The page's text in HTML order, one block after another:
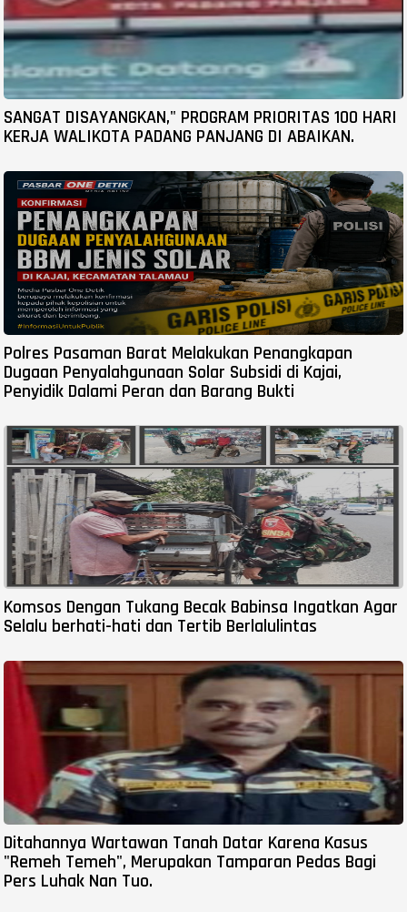
SANGAT DISAYANGKAN," PROGRAM PRIORITAS 100 HARI
KERJA WALIKOTA PADANG PANJANG DI ABAIKAN.
Polres Pasaman Barat Melakukan Penangkapan
Dugaan Penyalahgunaan Solar Subsidi di Kajai,
Penyidik Dalami Peran dan Barang Bukti
Komsos Dengan Tukang Becak Babinsa Ingatkan Agar
Selalu berhati-hati dan Tertib Berlalulintas
Ditahannya Wartawan Tanah Datar Karena Kasus
"Remeh Temeh", Merupakan Tamparan Pedas Bagi
Pers Luhak Nan Tuo.